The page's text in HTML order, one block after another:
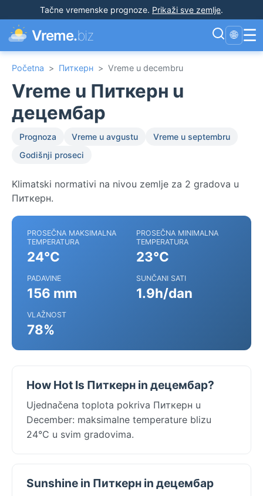
Tačne vremenske prognoze. Prikaži sve zemlje.
Vreme.biz 🌐 ☰
Početna > Питкерн > Vreme u decembru
Vreme u Питкерн u
децембар
Prognoza Vreme u avgustu
Vreme u septembru
Godišnji proseci
Klimatski normativi na nivou zemlje za 2 gradova u
Питкерн.
PROSEČNA MAKSIMALNA
TEMPERATURA
24°C
PROSEČNA MINIMALNA
TEMPERATURA
23°C
PADAVINE
156 mm
SUNČANI SATI
1.9h/dan
VLAŽNOST
78%
How Hot Is Питкерн in децембар?
Ujednačena toplota pokriva Питкерн u
December: maksimalne temperature blizu
24°C u svim gradovima.
Sunshine in Питкерн in децембар